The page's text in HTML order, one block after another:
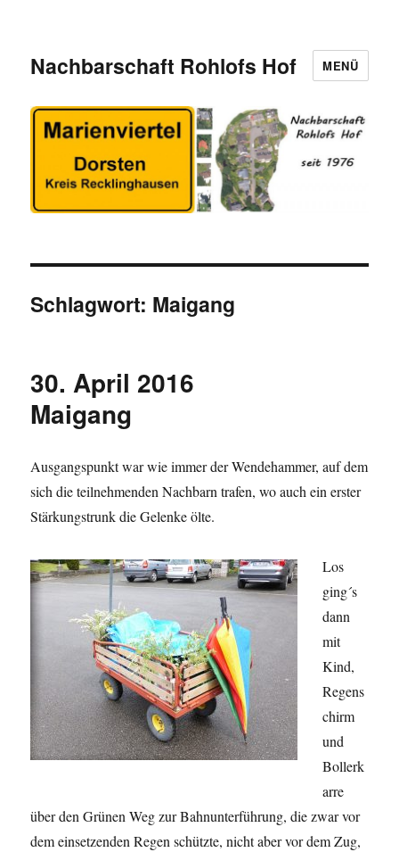
Nachbarschaft Rohlofs Hof MENÜ
Schlagwort: Maigang
30. April 2016
Maigang
Ausgangspunkt war wie immer der Wendehammer, auf dem
sich die teilnehmenden Nachbarn trafen, wo auch ein erster
Stärkungstrunk die Gelenke ölte.
Los
ging´s
dann
mit
Kind,
Regens
chirm
und
Bollerk
arre
über den Grünen Weg zur Bahnunterführung, die zwar vor
dem einsetzenden Regen schützte, nicht aber vor dem Zug,